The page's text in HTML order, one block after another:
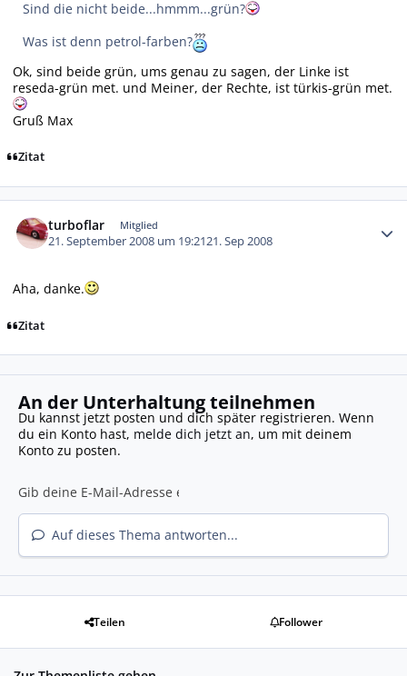
Sind die nicht beide...hmmm...grün?
Was ist denn petrol-farben?
Ok, sind beide grün, ums genau zu sagen, der Linke ist
reseda-grün met. und Meiner, der Rechte, ist türkis-grün met.
Gruß Max
Zitat
turboflar Mitglied
21. September 2008 um 19:2121. Sep 2008
Aha, danke.
Zitat
An der Unterhaltung teilnehmen
Du kannst jetzt posten und dich später registrieren. Wenn
du ein Konto hast, melde dich jetzt an, um mit deinem
Konto zu posten.
Auf dieses Thema antworten...
Teilen Follower